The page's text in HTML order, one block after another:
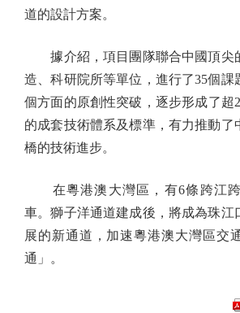
道的設計方案。
據介紹，項目團隊聯合中國頂尖
造、科研院所等單位，進行了35個課
個方面的原創性突破，逐步形成了超
的成套技術體系及標準，有力推動了
橋的技術進步。
在粵港澳大灣區，有6條跨江跨
車。獅子洋通道建成後，將成為珠江
展的新通道，加速粵港澳大灣區交
通」。